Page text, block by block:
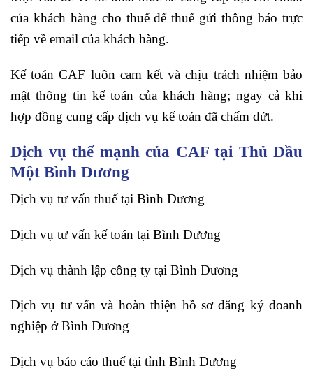
của khách hàng cho thuế để thuế gửi thông báo trực
tiếp về email của khách hàng.
Kế toán CAF luôn cam kết và chịu trách nhiệm bảo
mật thông tin kế toán của khách hàng; ngay cả khi
hợp đồng cung cấp dịch vụ kế toán đã chấm dứt.
Dịch vụ thế mạnh của CAF tại Thủ Dầu
Một Bình Dương
Dịch vụ tư vấn thuế tại Bình Dương
Dịch vụ tư vấn kế toán tại Bình Dương
Dịch vụ thành lập công ty tại Bình Dương
Dịch vụ tư vấn và hoàn thiện hồ sơ đăng ký doanh
nghiệp ở Bình Dương
Dịch vụ báo cáo thuế tại tỉnh Bình Dương